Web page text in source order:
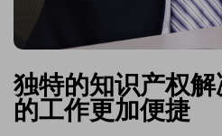
独特的知识产权
的工作更加便捷